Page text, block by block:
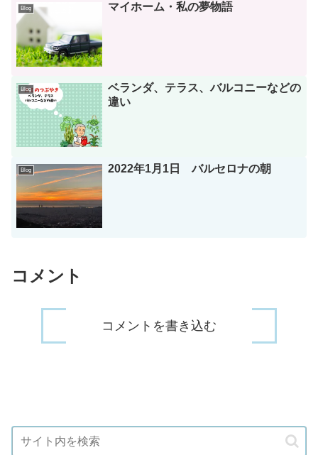
Blog マイホーム・私の夢物語
Blog
ベランダ、テラス、バルコニーなどの
違い
Blog 2022年1月1日 バルセロナの朝
コメント
コメントを書き込む